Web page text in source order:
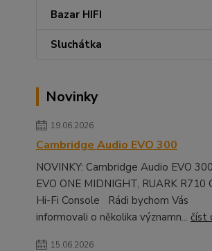
Bazar HIFI
Sluchátka
Novinky
19.06.2026
Cambridge Audio EVO 300
NOVINKY: Cambridge Audio EVO
EVO ONE MIDNIGHT, RUARK R710
Hi-Fi Console Rádi bychom Vás
informovali o několika významn... číst
15.06.2026